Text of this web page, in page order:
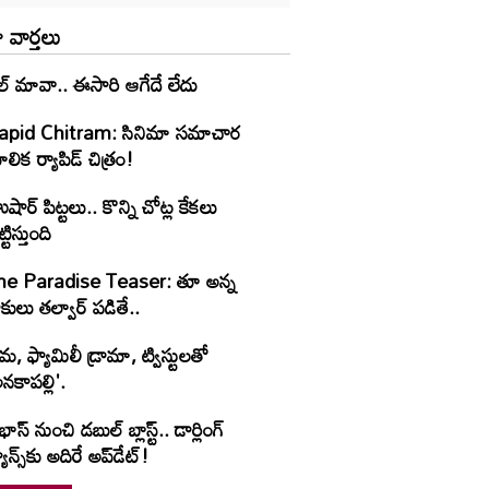
మావా.. ఈసారి ఆగేదే లేదు
Chitram: సినిమా సమాచార
ర్యాపిడ్ చిత్రం!
పిట్టలు.. కొన్ని చోట్ల కేకలు
Paradise Teaser: తూ అన్న
తల్వార్ పడితే..
ఫ్యామిలీ డ్రామా, ట్విస్టులతో
నుంచి డబుల్ బ్లాస్ట్.. డార్లింగ్
అదిరే అప్‌డేట్!